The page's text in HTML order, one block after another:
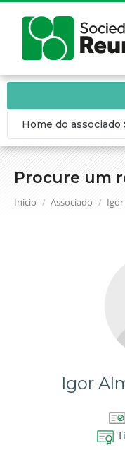
Procure um
Você está aqui:
Início Associado
Home do associado
Igor